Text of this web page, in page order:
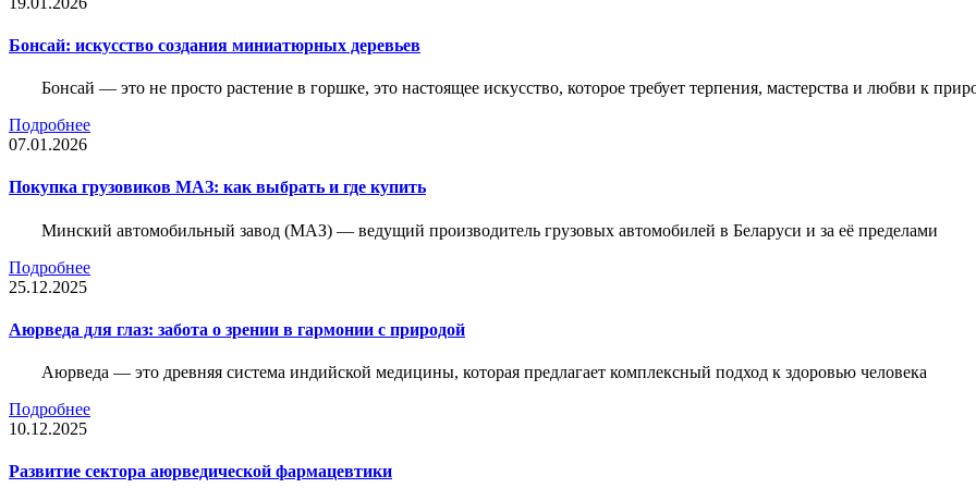
Бонсай: искусство создания миниатюрных деревьев
Бонсай — это не просто растение в горшке, это настоящее искусство, которое требует терпения, мастерства и любви к
Подробнее
07.01.2026
Покупка грузовиков МАЗ: как выбрать и где купить
Минский автомобильный завод (МАЗ) — ведущий производитель грузовых автомобилей в Беларуси и за её пределами
Подробнее
25.12.2025
Аюрведа для глаз: забота о зрении в гармонии с природой
Аюрведа — это древняя система индийской медицины, которая предлагает комплексный подход к здоровью человека
Подробнее
10.12.2025
Развитие сектора аюрведической фармацевтики